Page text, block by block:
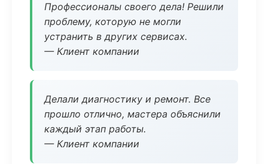
Профессионалы своего дела! Решили
проблему, которую не могли
устранить в других сервисах.
— Клиент компании
Делали диагностику и ремонт. Все
прошло отлично, мастера объяснили
каждый этап работы.
— Клиент компании